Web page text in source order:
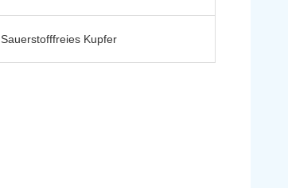
Sauerstofffreies Kupfer